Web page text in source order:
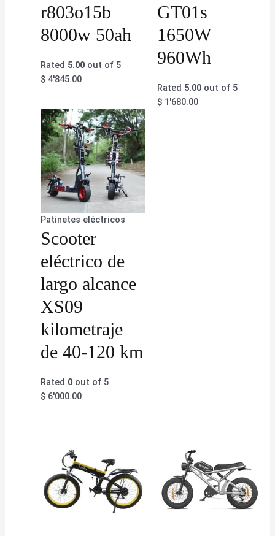
r803o15b
8000w 50ah
Rated 5.00 out of 5
$ 4'845.00
GT01s
1650W
960Wh
Rated 5.00out of 5
$1'680.00
Patinetes eléctricos
Scooter
eléctrico de
largo alcance
XS09
kilometraje
de 40-120 km
Rated 0 out of 5
$ 6'000.00